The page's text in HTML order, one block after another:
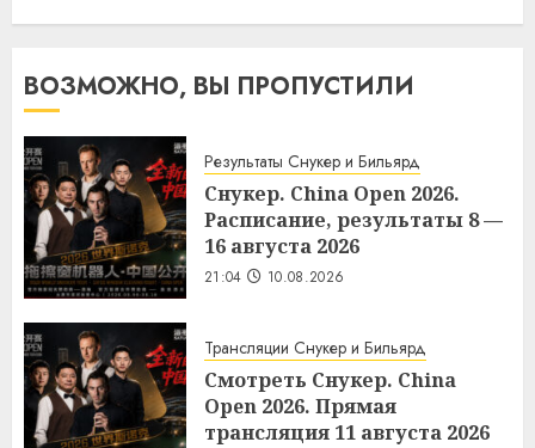
ВОЗМОЖНО, ВЫ ПРОПУСТИЛИ
Результаты Снукер и Бильярд
Снукер. China Open 2026.
Расписание, результаты 8 —
16 августа 2026
21:04 10.08.2026
Трансляции Снукер и Бильярд
Смотреть Снукер. China
Open 2026. Прямая
трансляция 11 августа 2026